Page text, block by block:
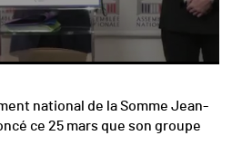
national de la Somme Jean-
ce 25 mars que son groupe